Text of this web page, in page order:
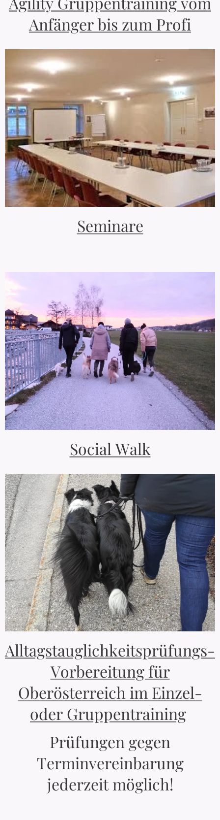
Anfänger bis zum Profi
Seminare
Social Walk
Alltagstauglichkeitsprüfungs-
Vorbereitung für
Oberösterreich im Einzel-
oder Gruppentraining
Prüfungen gegen
Terminvereinbarung
jederzeit möglich!